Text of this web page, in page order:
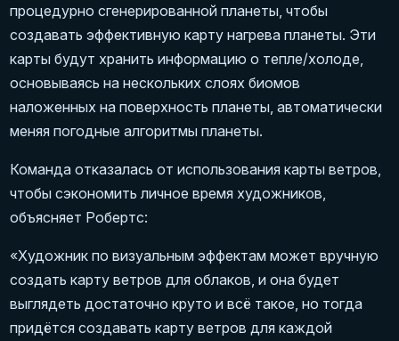
процедурно сгенерированной планеты, чтобы
создавать эффективную карту нагрева планеты. Эти
карты будут хранить информацию о тепле/холоде,
основываясь на нескольких слоях биомов
наложенных на поверхность планеты, автоматически
меняя погодные алгоритмы планеты.
Команда отказалась от использования карты ветров,
чтобы сэкономить личное время художников,
объясняет Робертс:
«Художник по визуальным эффектам может вручную
создать карту ветров для облаков, и она будет
выглядеть достаточно круто и всё такое, но тогда
придётся создавать карту ветров для каждой